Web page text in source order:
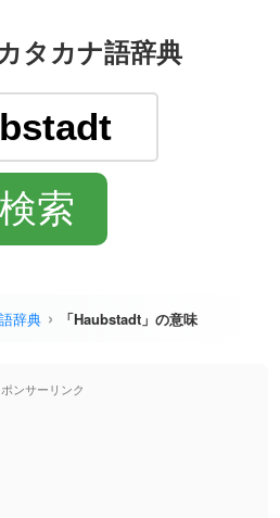
タカナ語辞典
辞典 「Haubstadt」の意味
ポンサーリンク